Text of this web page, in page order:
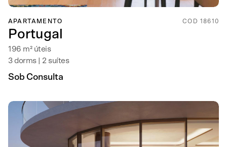
APARTAMENTO COD 18610
Portugal
196 m² úteis
3 dorms | 2 suítes
Sob Consulta